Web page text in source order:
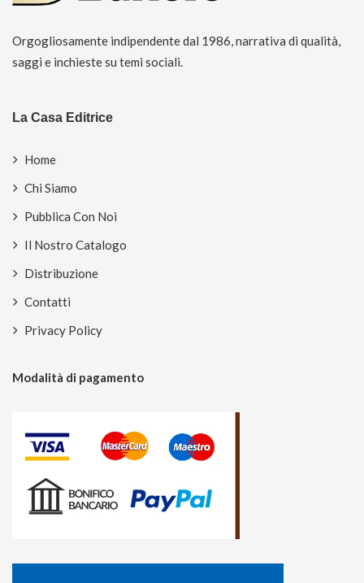
Orgogliosamente indipendente dal 1986, narrativa di qualità,
saggi e inchieste su temi sociali.
La Casa Editrice
Home
Chi Siamo
Pubblica Con Noi
Il Nostro Catalogo
Distribuzione
Contatti
Privacy Policy
Modalità di pagamento